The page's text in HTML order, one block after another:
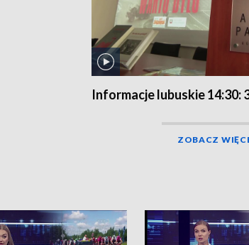
Informacje lubuskie 14:30:
ZOBACZ